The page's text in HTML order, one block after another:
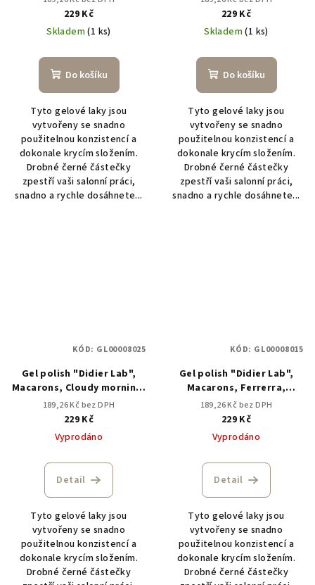
229 Kč
Skladem(1 ks)
Do košíku
Tyto gelové laky jsou
vytvořeny se snadno
použitelnou konzistencí a
dokonale krycím složením.
Drobné černé částečky
zpestří vaši salonní práci,
snadno a rychle dosáhnete...
229 Kč
Skladem(1 ks)
Do košíku
Tyto gelové laky jsou
vytvořeny se snadno
použitelnou konzistencí a
dokonale krycím složením.
Drobné černé částečky
zpestří vaši salonní práci,
snadno a rychle dosáhnete...
Gel polish "Didier Lab",
Macarons, Cloudy morning,
HEMA&TPO free, 10ml
189,26 Kč bez DPH
229 Kč
Vyprodáno
Detail
Tyto gelové laky jsou
vytvořeny se snadno
použitelnou konzistencí a
dokonale krycím složením.
Drobné černé částečky
KÓD: GL00008025
Gel polish "Didier Lab",
Macarons, Ferrerra,
HEMA&TPO free, 10ml
189,26 Kč bez DPH
229 Kč
Vyprodáno
Detail
Tyto gelové laky jsou
vytvořeny se snadno
použitelnou konzistencí a
dokonale krycím složením.
Drobné černé částečky
KÓD: GL00008015